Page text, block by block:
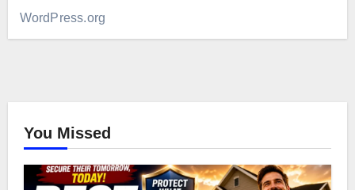
WordPress.org
You Missed